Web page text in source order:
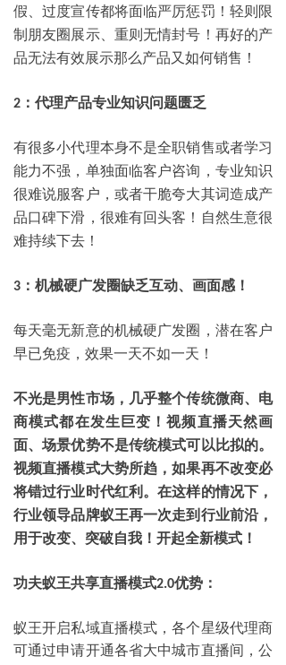
假、过度宣传都将面临严厉惩罚！轻则限
制朋友圈展示、重则无情封号！再好的产
品无法有效展示那么产品又如何销售！
2 ：代理产品专业知识问题匮乏
有很多小代理本身不是全职销售或者学习
能力不强，单独面临客户咨询，专业知识
很难说服客户，或者干脆夸大其词造成产
品口碑下滑，很难有回头客！自然生意很
难持续下去！
3 ：机械硬广发圈缺乏互动、画面感！
每天毫无新意的机械硬广发圈，潜在客户
早已免疫，效果一天不如一天！
不光是男性市场，几乎整个传统微商、电
商模式都在发生巨变！视频直播天然画
面、场景优势不是传统模式可以比拟的。
视频直播模式大势所趋，如果再不改变必
将错过行业时代红利。在这样的情况下，
行业领导品牌蚁王再一次走到行业前沿，
用于改变、突破自我！开起全新模式！
功夫蚁王共享直播模式2.0优势：
蚁王开启私域直播模式，各个星级代理商
可通过申请开通各省大中城市直播间，公